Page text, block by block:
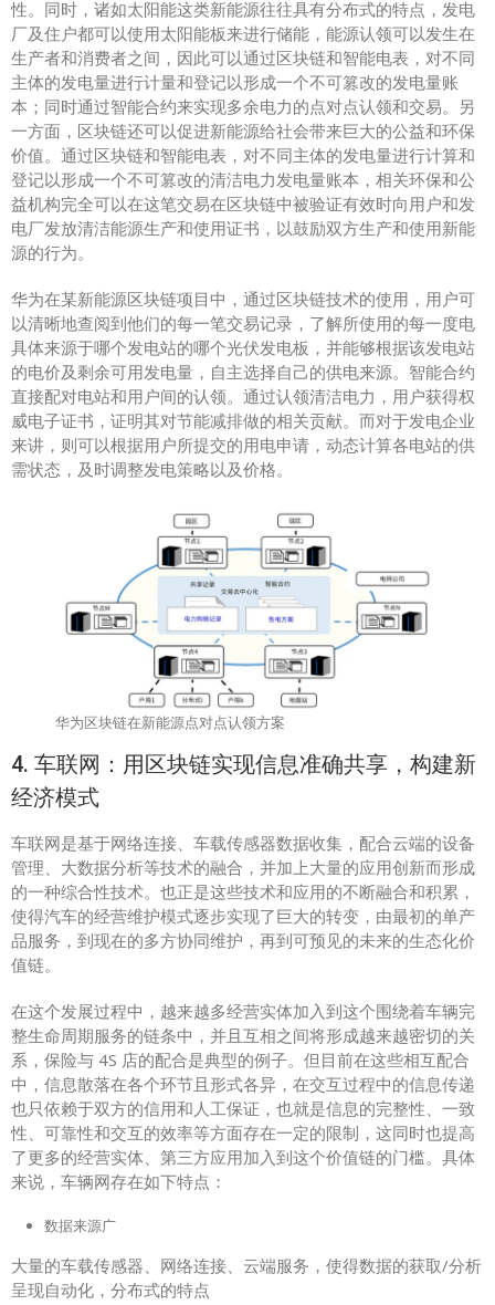
性。同时，诸如太阳能这类新能源往往具有分布式的特点，发电
厂及住户都可以使用太阳能板来进行储能，能源认领可以发生在
生产者和消费者之间，因此可以通过区块链和智能电表，对不同
主体的发电量进行计量和登记以形成一个不可篡改的发电量账
本；同时通过智能合约来实现多余电力的点对点认领和交易。另
一方面，区块链还可以促进新能源给社会带来巨大的公益和环保
价值。通过区块链和智能电表，对不同主体的发电量进行计算和
登记以形成一个不可篡改的清洁电力发电量账本，相关环保和公
益机构完全可以在这笔交易在区块链中被验证有效时向用户和发
电厂发放清洁能源生产和使用证书，以鼓励双方生产和使用新能
源的行为。
华为在某新能源区块链项目中，通过区块链技术的使用，用户可
以清晰地查阅到他们的每一笔交易记录，了解所使用的每一度电
具体来源于哪个发电站的哪个光伏发电板，并能够根据该发电站
的电价及剩余可用发电量，自主选择自己的供电来源。智能合约
直接配对电站和用户间的认领。通过认领清洁电力，用户获得权
威电子证书，证明其对节能减排做的相关贡献。而对于发电企业
来讲，则可以根据用户所提交的用电申请，动态计算各电站的供
需状态，及时调整发电策略以及价格。
华为区块链在新能源点对点认领方案
4. 车联网：用区块链实现信息准确共享，构建新
经济模式
车联网是基于网络连接、车载传感器数据收集，配合云端的设备
管理、大数据分析等技术的融合，并加上大量的应用创新而形成
的一种综合性技术。也正是这些技术和应用的不断融合和积累，
使得汽车的经营维护模式逐步实现了巨大的转变，由最初的单产
品服务，到现在的多方协同维护，再到可预见的未来的生态化价
值链。
在这个发展过程中，越来越多经营实体加入到这个围绕着车辆完
整生命周期服务的链条中，并且互相之间将形成越来越密切的关
系，保险与 4S 店的配合是典型的例子。但目前在这些相互配合
中，信息散落在各个环节且形式各异，在交互过程中的信息传递
也只依赖于双方的信用和人工保证，也就是信息的完整性、一致
性、可靠性和交互的效率等方面存在一定的限制，这同时也提高
了更多的经营实体、第三方应用加入到这个价值链的门槛。具体
来说，车辆网存在如下特点：
数据来源广
大量的车载传感器、网络连接、云端服务，使得数据的获取/分析
呈现自动化，分布式的特点